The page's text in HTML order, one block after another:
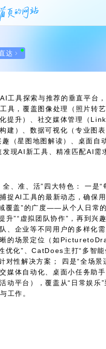
达
工具探索与推荐的垂直平台
具，覆盖图像处理（照片转
提升）、社交媒体管理（
建）、数据可视化（专业图
（星图地图解读）、桌面自
发现AI新工具、精准匹配AI需
全、准、活”四大特色： 一
捉AI工具的最新动态，确保
覆盖”的广度——从个人日常
升”“虚拟团队协作”，再到兴
、企业等不同用户的多样化
场景定位（如
优化”、CatDoes主打“多智
对性解决方案； 四是“全场
媒体自动化、桌面小任务助
动平台），覆盖从“日常娱乐
工作。